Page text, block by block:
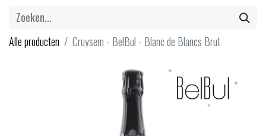
Alle producten Cruysem - BelBul - Blanc de Blancs Brut